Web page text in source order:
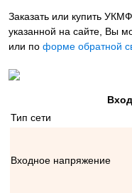
Заказать или купить
указанной на сайте, Вы
или по форме обратной
Тип сети
Входное напряжение